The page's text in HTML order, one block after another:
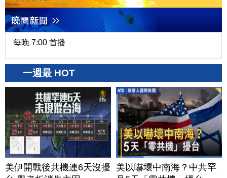
每晚 7:00 首播
一週最 HOT
美伊開戰後共機連6天沒擾
美以嚇壞中南海？中共罕